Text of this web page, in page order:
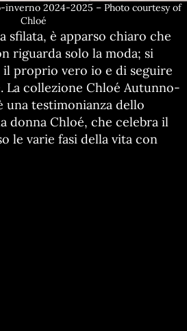
2024-2025 – Photo courtesy of
Chloé
sfilata, è apparso chiaro che
riguarda solo la moda; si
proprio vero io e di seguire
La collezione Chloé Autunno-
una testimonianza dello
donna Chloé, che celebra il
le varie fasi della vita con